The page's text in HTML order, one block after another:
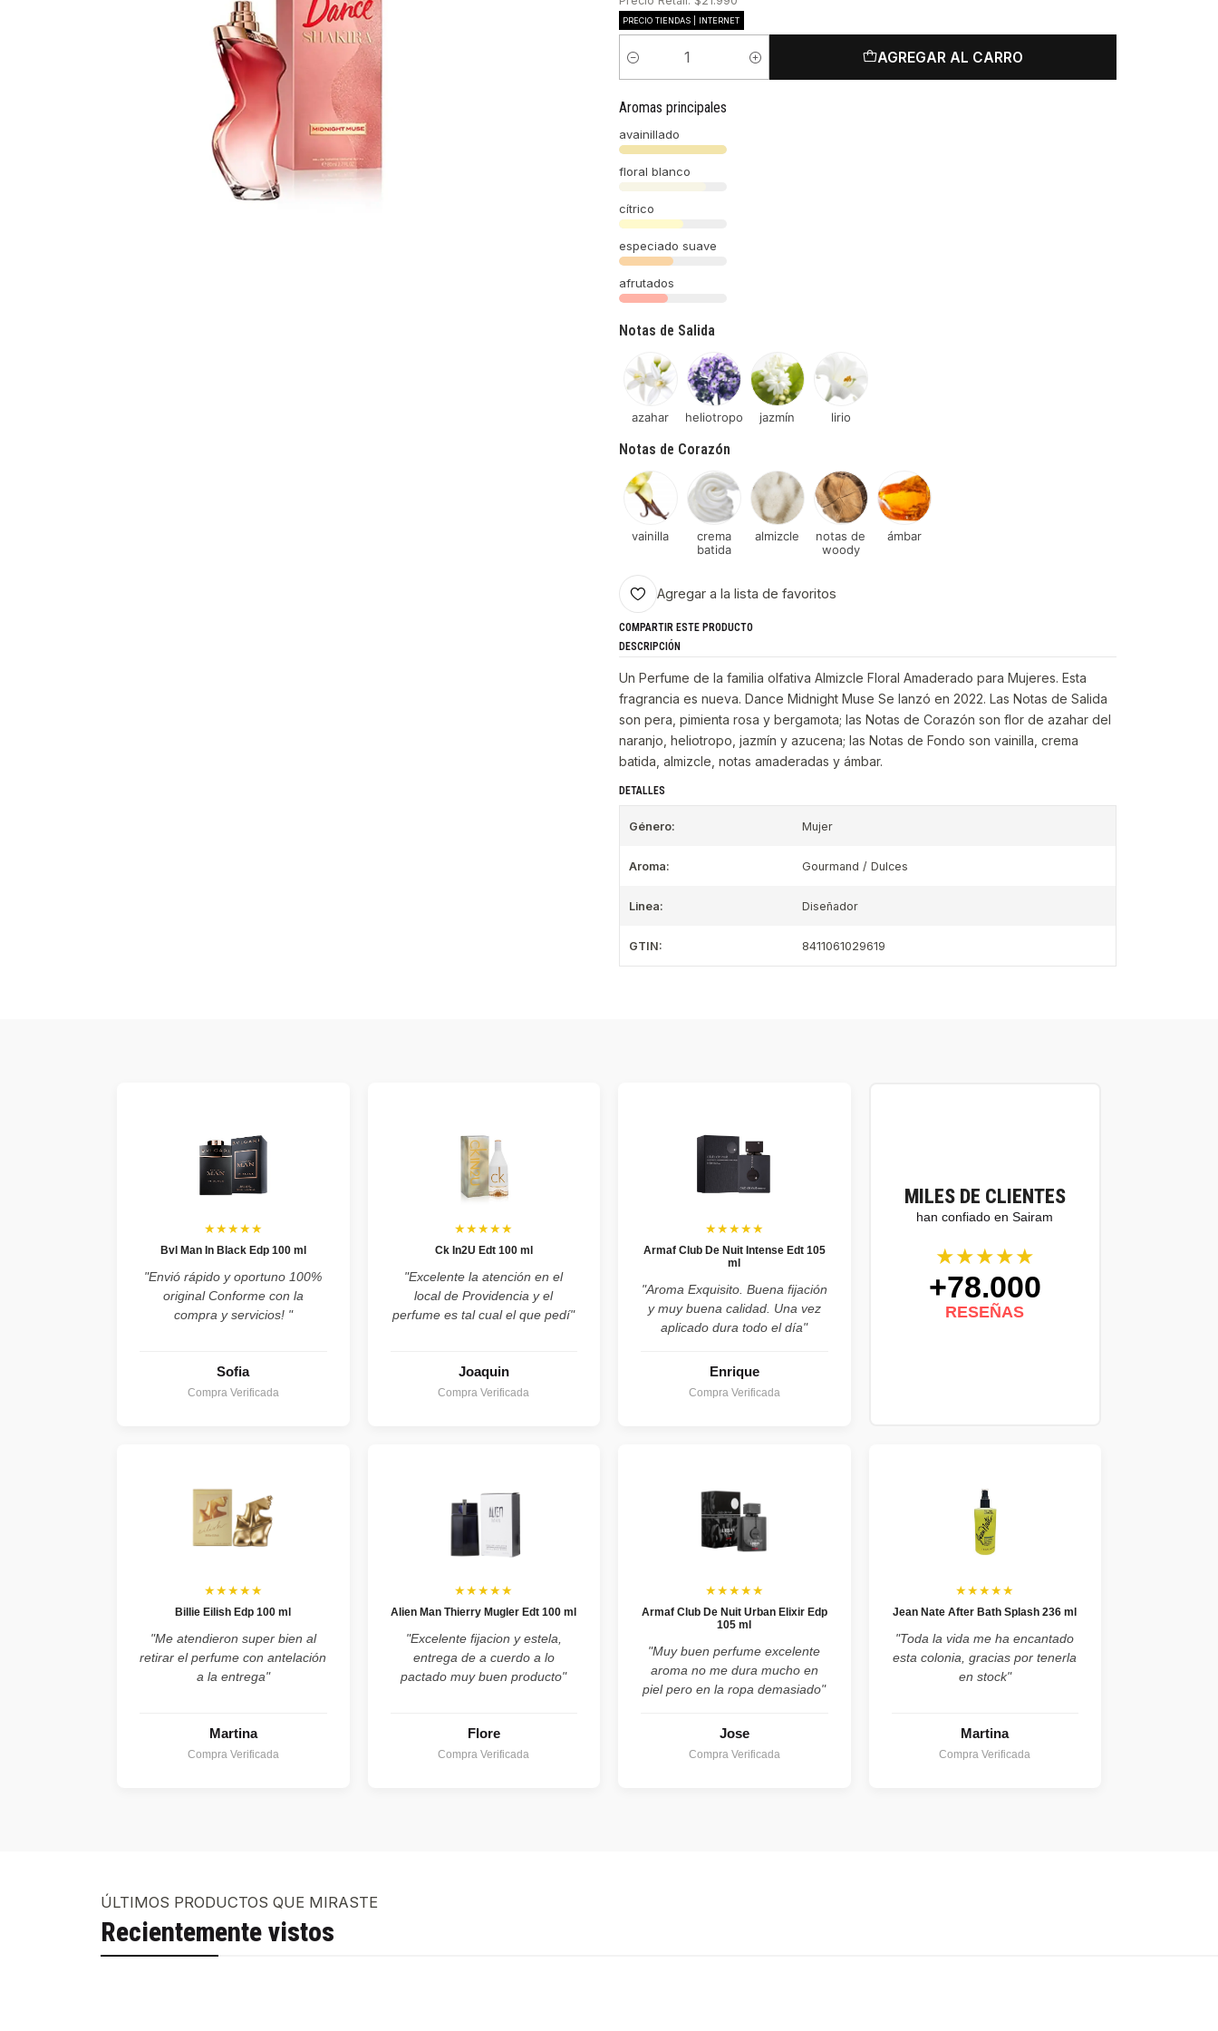
PRECIO TIENDAS | INTERNET
Cantidad
AGREGAR AL CARRO
Aromas principales
avainillado
floral blanco
cítrico
especiado suave
afrutados
Notas de Salida
azahar heliotropo jazmín lirio
Notas de Corazón
vainilla
crema
batida
almizcle
notas de
woody
ámbar
Agregar a la lista de favoritos
COMPARTIR ESTE PRODUCTO
DESCRIPCIÓN
Un Perfume de la familia olfativa Almizcle Floral Amaderado para Mujeres. Esta
fragrancia es nueva. Dance Midnight Muse Se lanzó en 2022. Las Notas de Salida
son pera, pimienta rosa y bergamota; las Notas de Corazón son flor de azahar del
naranjo, heliotropo, jazmín y azucena; las Notas de Fondo son vainilla, crema
batida, almizcle, notas amaderadas y ámbar.
DETALLES
Género: Mujer
Aroma: Gourmand / Dulces
Linea: Diseñador
GTIN: 8411061029619
MILES DE CLIENTES
han confiado en Sairam
★★★★★
+78.000
RESEÑAS
★★★★★
Bvl Man In Black Edp 100 ml
"Envió rápido y oportuno 100%
original Conforme con la
compra y servicios! "
Sofia
Compra Verificada
★★★★★
Ck In2U Edt 100 ml
"Excelente la atención en el
local de Providencia y el
perfume es tal cual el que pedí"
Joaquin
Compra Verificada
★★★★★
Armaf Club De Nuit Intense Edt 105
ml
"Aroma Exquisito. Buena fijación
y muy buena calidad. Una vez
aplicado dura todo el día"
Enrique
Compra Verificada
★★★★★
Billie Eilish Edp 100 ml
"Me atendieron super bien al
retirar el perfume con antelación
a la entrega"
Martina
Compra Verificada
★★★★★
Alien Man Thierry Mugler Edt 100 ml
"Excelente fijacion y estela,
entrega de a cuerdo a lo
pactado muy buen producto"
Flore
Compra Verificada
★★★★★
Armaf Club De Nuit Urban Elixir Edp
105 ml
"Muy buen perfume excelente
aroma no me dura mucho en
piel pero en la ropa demasiado"
Jose
Compra Verificada
★★★★★
Jean Nate After Bath Splash 236 ml
"Toda la vida me ha encantado
esta colonia, gracias por tenerla
en stock"
Martina
Compra Verificada
ÚLTIMOS PRODUCTOS QUE MIRASTE
Recientemente vistos